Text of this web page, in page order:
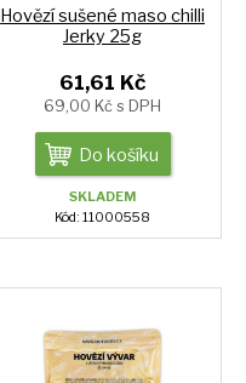
Hovězí sušené maso chilli
Jerky 25g
61,61 Kč
69,00 Kč s DPH
Do košíku
SKLADEM
Kód: 11000558